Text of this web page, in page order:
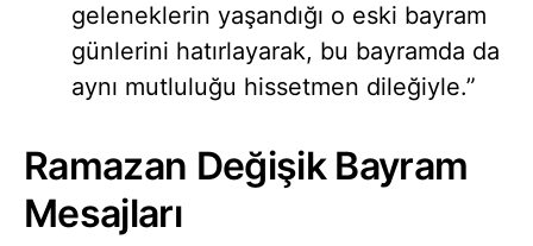
geleneklerin yaşandığı o eski bayram
günlerini hatırlayarak, bu bayramda da
aynı mutluluğu hissetmen dileğiyle.”
Ramazan Değişik Bayram
Mesajları